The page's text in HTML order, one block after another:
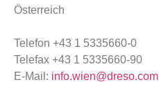
Österreich
Telefon +43 1 5335660-0
Telefax +43 1 5335660-90
E-Mail: info.wien@dreso.com